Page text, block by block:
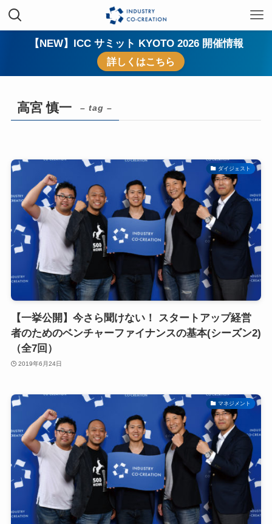
【NEW】ICC サミット KYOTO 2026 開催情報
詳しくはこちら
高宮 慎一 – tag –
ダイジェスト
【一挙公開】今さら聞けない！ スタートアップ経営
者のためのベンチャーファイナンスの基本(シーズン2)
（全7回）
2019年6月24日
マネジメント